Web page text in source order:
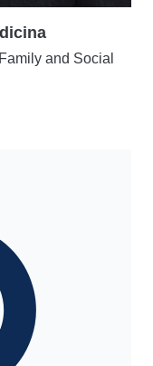
and Social